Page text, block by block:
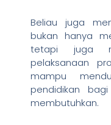
Beliau juga
bukan hanya
tetapi juga
pelaksanaan
mampu
pendidikan
membutuhkan.